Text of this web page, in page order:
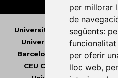
per millorar
de
següents:
per oferir
lloc web,
Universitat Abat Oliba CEU
Universitat d'Andorra•
Barcelona
Universitat
CEU Cardenal Herrera
•